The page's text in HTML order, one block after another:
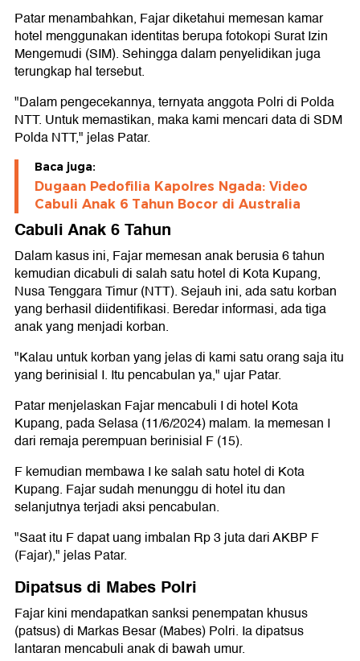
Patar menambahkan, Fajar diketahui memesan kamar
hotel menggunakan identitas berupa fotokopi Surat Izin
Mengemudi (SIM). Sehingga dalam penyelidikan juga
terungkap hal tersebut.
"Dalam pengecekannya, ternyata anggota Polri di Polda
NTT. Untuk memastikan, maka kami mencari data di SDM
Polda NTT," jelas Patar.
Baca juga:
Dugaan Pedofilia Kapolres Ngada: Video
Cabuli Anak 6 Tahun Bocor di Australia
Cabuli Anak 6 Tahun
Dalam kasus ini, Fajar memesan anak berusia 6 tahun
kemudian dicabuli di salah satu hotel di Kota Kupang,
Nusa Tenggara Timur (NTT). Sejauh ini, ada satu korban
yang berhasil diidentifikasi. Beredar informasi, ada tiga
anak yang menjadi korban.
"Kalau untuk korban yang jelas di kami satu orang saja itu
yang berinisial I. Itu pencabulan ya," ujar Patar.
Patar menjelaskan Fajar mencabuli I di hotel Kota
Kupang, pada Selasa (11/6/2024) malam. Ia memesan I
dari remaja perempuan berinisial F (15).
F kemudian membawa I ke salah satu hotel di Kota
Kupang. Fajar sudah menunggu di hotel itu dan
selanjutnya terjadi aksi pencabulan.
"Saat itu F dapat uang imbalan Rp 3 juta dari AKBP F
(Fajar)," jelas Patar.
Dipatsus di Mabes Polri
Fajar kini mendapatkan sanksi penempatan khusus
(patsus) di Markas Besar (Mabes) Polri. Ia dipatsus
lantaran mencabuli anak di bawah umur.